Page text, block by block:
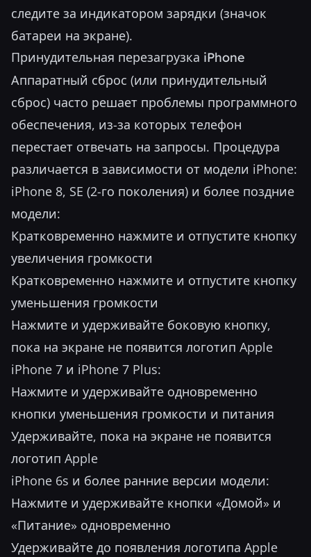
следите за индикатором зарядки (значок
батареи на экране).
Принудительная перезагрузка iPhone
Аппаратный сброс (или принудительный
сброс) часто решает проблемы программного
обеспечения, из-за которых телефон
перестает отвечать на запросы. Процедура
различается в зависимости от модели iPhone:
iPhone 8, SE (2-го поколения) и более поздние
модели:
Кратковременно нажмите и отпустите кнопку
увеличения громкости
Кратковременно нажмите и отпустите кнопку
уменьшения громкости
Нажмите и удерживайте боковую кнопку,
пока на экране не появится логотип Apple
iPhone 7 и iPhone 7 Plus:
Нажмите и удерживайте одновременно
кнопки уменьшения громкости и питания
Удерживайте, пока на экране не появится
логотип Apple
iPhone 6s и более ранние версии модели:
Нажмите и удерживайте кнопки «Домой» и
«Питание» одновременно
Удерживайте до появления логотипа Apple